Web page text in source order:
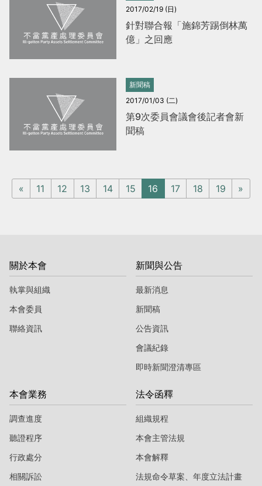
2017/02/19 (日)
針對聯合報「施錦芳踢倒林萬
億」之回應
新聞稿
2017/01/03 (二)
第9次委員會議會後記者會新
聞稿
« 11 12 13 14 15 16 17 18 19 »
關於本會
執掌與組織
本會委員
聯絡資訊
新聞與公告
最新消息
新聞稿
公告資訊
會議紀錄
即時新聞澄清專區
本會業務
調查進度
聽證程序
行政處分
相關訴訟
法令函釋
組織規程
本會主管法規
本會解釋
法規命令草案、年度立法計畫